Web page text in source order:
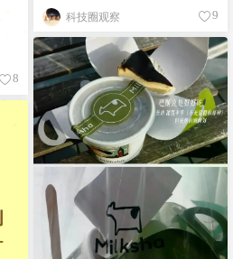
8
科技圈观察 9